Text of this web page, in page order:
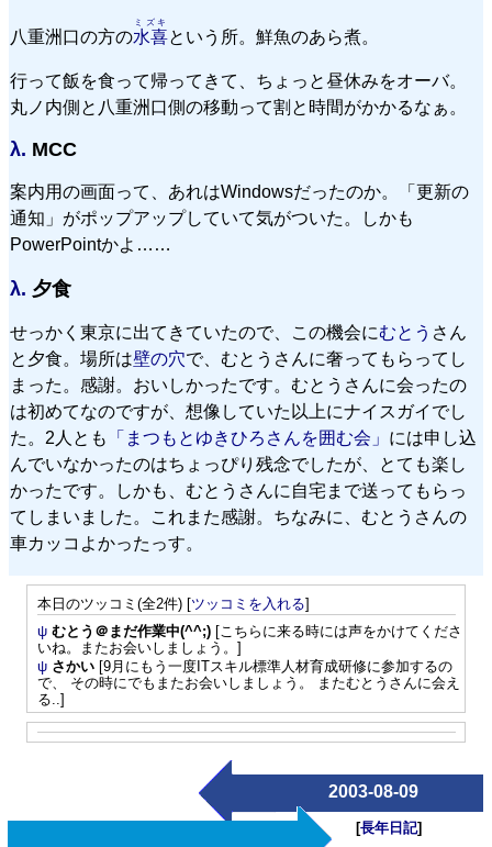
八重洲口の方の水喜
ミズキ
という所。鮮魚のあら煮。
行って飯を食って帰ってきて、ちょっと昼休みをオーバ。
丸ノ内側と八重洲口側の移動って割と時間がかかるなぁ。
λ. MCC
案内用の画面って、あれはWindowsだったのか。「更新の
通知」がポップアップしていて気がついた。しかも
PowerPointかよ……
λ. 夕食
せっかく東京に出てきていたので、この機会にむとう さん
と夕食。場所は壁の穴で、むとうさんに奢ってもらってし
まった。感謝。おいしかったです。むとうさんに会ったの
は初めてなのですが、想像していた以上にナイスガイでし
た。2人とも
「まつもとゆきひろさんを囲む会」 には申し込
んでいなかったのはちょっぴり残念でしたが、とても楽し
かったです。しかも、むとうさんに自宅まで送ってもらっ
てしまいました。これまた感謝。ちなみに、むとうさんの
車カッコよかったっす。
本日のツッコミ(全2件) [ツッコミを入れる]
ψ むとう＠まだ作業中(^^;)[こちらに来る時には声をかけてくださ
いね。またお会いしましょう。]
ψ さかい[9月にもう一度ITスキル標準人材育成研修に参加するの
で、 その時にでもまたお会いしましょう。 またむとうさんに会え
る..]
2003-08-09
[長年日記]